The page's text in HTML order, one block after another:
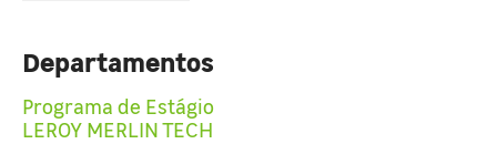
Departamentos
Programa de Estágio
LEROY MERLIN TECH